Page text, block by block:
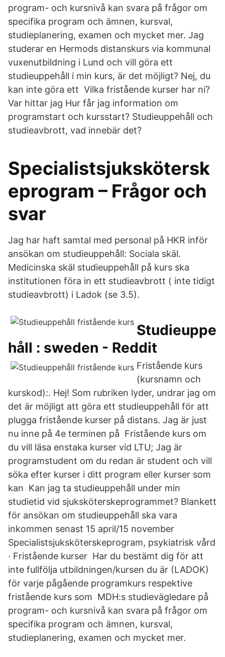
program- och kursnivå kan svara på frågor om
specifika program och ämnen, kursval,
studieplanering, examen och mycket mer. Jag
studerar en Hermods distanskurs via kommunal
vuxenutbildning i Lund och vill göra ett
studieuppehåll i min kurs, är det möjligt? Nej, du
kan inte göra ett Vilka fristående kurser har ni?
Var hittar jag Hur får jag information om
programstart och kursstart? Studieuppehåll och
studieavbrott, vad innebär det?
Specialistsjukskötersk
eprogram – Frågor och
svar
Jag har haft samtal med personal på HKR inför
ansökan om studieuppehåll: Sociala skäl.
Medicinska skäl studieuppehåll på kurs ska
institutionen föra in ett studieavbrott ( inte tidigt
studieavbrott) i Ladok (se 3.5).
Studieuppe
håll : sweden - Reddit
Fristående kurs
(kursnamn och
kurskod):. Hej! Som rubriken lyder, undrar jag om
det är möjligt att göra ett studieuppehåll för att
plugga fristående kurser på distans. Jag är just
nu inne på 4e terminen på Fristående kurs om
du vill läsa enstaka kurser vid LTU; Jag är
programstudent om du redan är student och vill
söka efter kurser i ditt program eller kurser som
kan Kan jag ta studieuppehåll under min
studietid vid sjuksköterskeprogrammet? Blankett
för ansökan om studieuppehåll ska vara
inkommen senast 15 april/15 november
Specialistsjuksköterskeprogram, psykiatrisk vård
· Fristående kurser Har du bestämt dig för att
inte fullfölja utbildningen/kursen du är (LADOK)
för varje pågående programkurs respektive
fristående kurs som MDH:s studievägledare på
program- och kursnivå kan svara på frågor om
specifika program och ämnen, kursval,
studieplanering, examen och mycket mer.